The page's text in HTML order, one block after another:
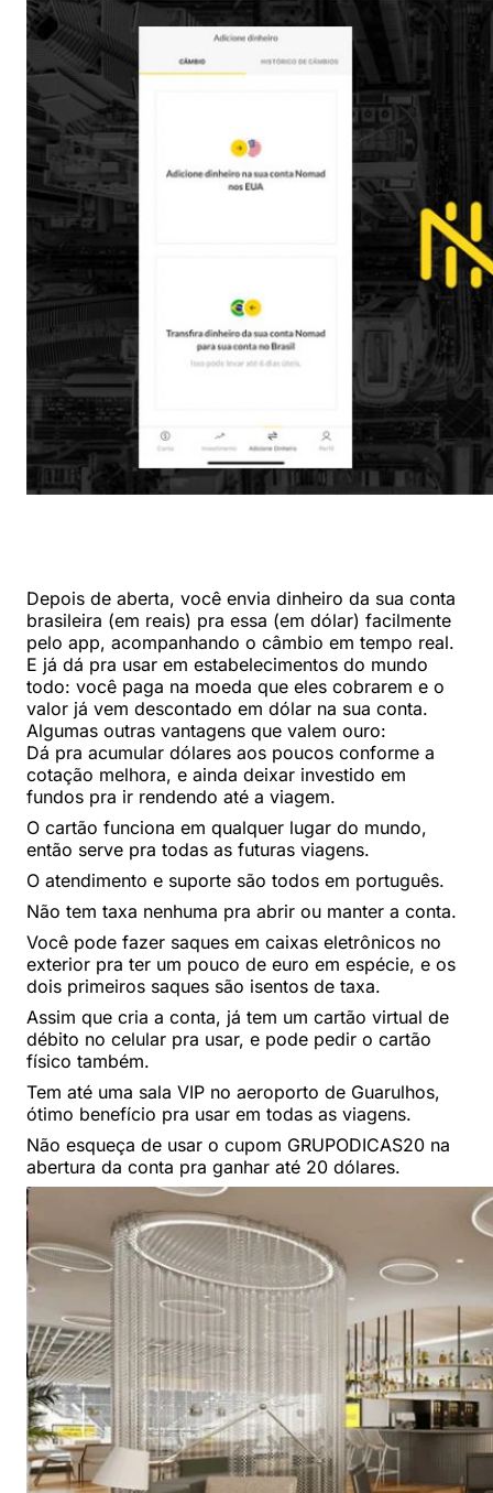
Depois de aberta, você envia dinheiro da sua conta
brasileira (em reais) pra essa (em dólar) facilmente
pelo app, acompanhando o câmbio em tempo real.
E já dá pra usar em estabelecimentos do mundo
todo: você paga na moeda que eles cobrarem e o
valor já vem descontado em dólar na sua conta.
Algumas outras vantagens que valem ouro:
Dá pra acumular dólares aos poucos conforme a
cotação melhora, e ainda deixar investido em
fundos pra ir rendendo até a viagem.
O cartão funciona em qualquer lugar do mundo,
então serve pra todas as futuras viagens.
O atendimento e suporte são todos em português.
Não tem taxa nenhuma pra abrir ou manter a conta.
Você pode fazer saques em caixas eletrônicos no
exterior pra ter um pouco de euro em espécie, e os
dois primeiros saques são isentos de taxa.
Assim que cria a conta, já tem um cartão virtual de
débito no celular pra usar, e pode pedir o cartão
físico também.
Tem até uma sala VIP no aeroporto de Guarulhos,
ótimo benefício pra usar em todas as viagens.
Não esqueça de usar o cupom GRUPODICAS20 na
abertura da conta pra ganhar até 20 dólares.